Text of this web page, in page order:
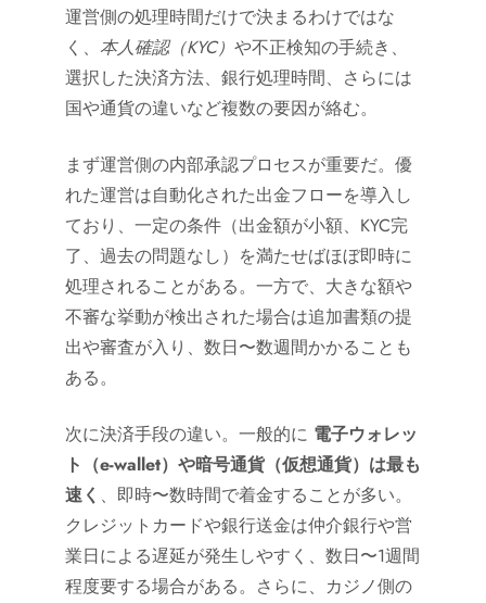
運営側の処理時間だけで決まるわけではな
く、 本人確認（KYC） や不正検知の手続き、
選択した決済方法、銀行処理時間、さらには
国や通貨の違いなど複数の要因が絡む。
まず運営側の内部承認プロセスが重要だ。優
れた運営は自動化された出金フローを導入し
ており、一定の条件（出金額が小額、KYC完
了、過去の問題なし）を満たせばほぼ即時に
処理されることがある。一方で、大きな額や
不審な挙動が検出された場合は追加書類の提
出や審査が入り、数日〜数週間かかることも
ある。
次に決済手段の違い。一般的に 電子ウォレッ
ト（e-wallet）や暗号通貨（仮想通貨）は最も
速く 、即時〜数時間で着金することが多い。
クレジットカードや銀行送金は仲介銀行や営
業日による遅延が発生しやすく、数日〜1週間
程度要する場合がある。さらに、カジノ側の